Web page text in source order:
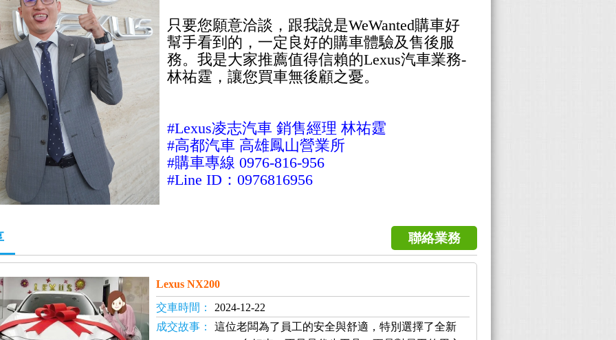
只要您願意洽談，跟我說是WeWanted購車好
幫手看到的，一定良好的購車體驗及售後服
務。我是大家推薦值得信賴的Lexus汽車業務-
林祐霆，讓您買車無後顧之憂。
#Lexus凌志汽車 銷售經理 林祐霆
#高都汽車 高雄鳳山營業所
#購車專線 0976-816-956
#Line ID：0976816956
聯絡業務
Lexus NX200
交車時間：
2024-12-22
成交故事：
這位老闆為了員工的安全與舒適，特別選擇了全新